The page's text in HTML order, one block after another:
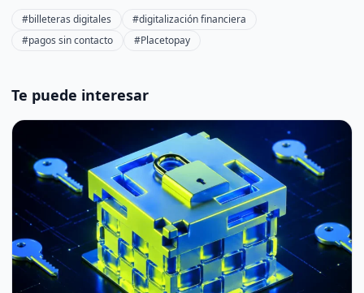
#billeteras digitales
#digitalización financiera
#pagos sin contacto
#Placetopay
Te puede interesar